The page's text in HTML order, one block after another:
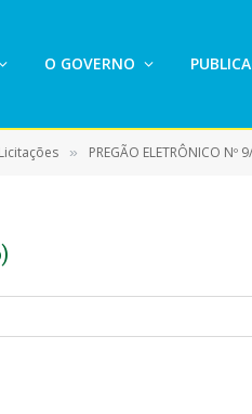
O GOVERNO
Licitações » PREGÃO ELETRÔNICO Nº